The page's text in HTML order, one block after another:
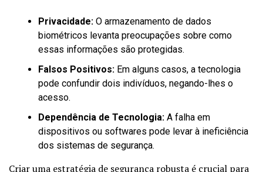
Privacidade: O armazenamento de dados
biométricos levanta preocupações sobre como
essas informações são protegidas.
Falsos Positivos: Em alguns casos, a tecnologia
pode confundir dois indivíduos, negando-lhes o
acesso.
Dependência de Tecnologia: A falha em
dispositivos ou softwares pode levar à ineficiência
dos sistemas de segurança.
Criar uma estratégia de segurança robusta é crucial para